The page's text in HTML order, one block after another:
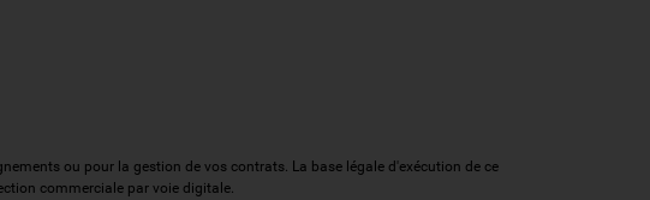
ou pour la gestion de vos contrats. La base légale d'exécution de ce
commerciale par voie digitale.